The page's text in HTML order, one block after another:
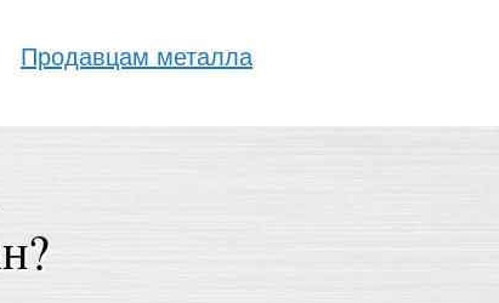
Продавцам металла